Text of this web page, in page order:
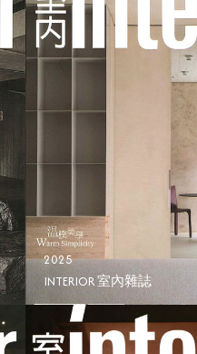
2025
INTERIOR 室內雜誌